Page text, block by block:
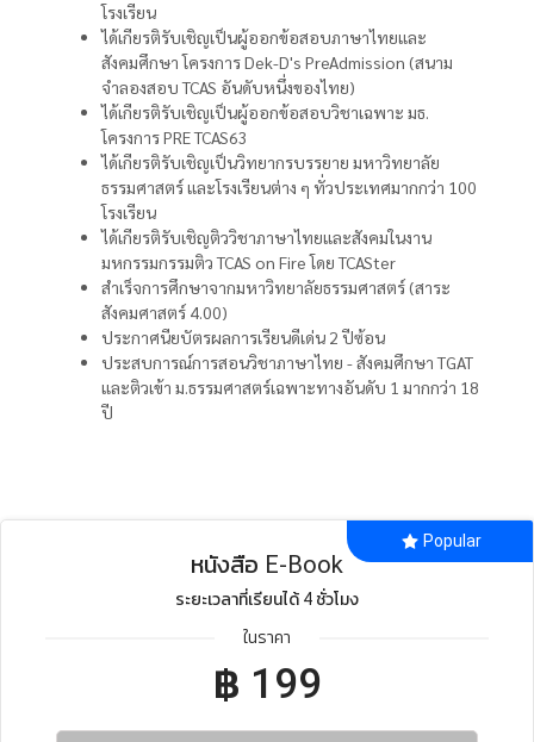
โรงเรียน
ได้เกียรติรับเชิญเป็นผู้ออกข้อสอบภาษาไทยและ
สังคมศึกษา โครงการ Dek-D's PreAdmission (สนาม
จำลองสอบ TCAS อันดับหนึ่งของไทย)
ได้เกียรติรับเชิญเป็นผู้ออกข้อสอบวิชาเฉพาะ มธ.
โครงการ PRE TCAS63
ได้เกียรติรับเชิญเป็นวิทยากรบรรยาย มหาวิทยาลัย
ธรรมศาสตร์ และโรงเรียนต่าง ๆ ทั่วประเทศมากกว่า 100
โรงเรียน
ได้เกียรติรับเชิญติววิชาภาษาไทยและสังคมในงาน
มหกรรมกรรมติว TCAS on Fire โดย TCASter
สำเร็จการศึกษาจากมหาวิทยาลัยธรรมศาสตร์ (สาระ
สังคมศาสตร์ 4.00)
ประกาศนียบัตรผลการเรียนดีเด่น 2 ปีซ้อน
ประสบการณ์การสอนวิชาภาษาไทย - สังคมศึกษา TGAT
และติวเข้า ม.ธรรมศาสตร์เฉพาะทางอันดับ 1 มากกว่า 18
ปี
Popular
หนังสือ E-Book
ระยะเวลาที่เรียนได้ 4 ชั่วโมง
ในราคา
฿ 199